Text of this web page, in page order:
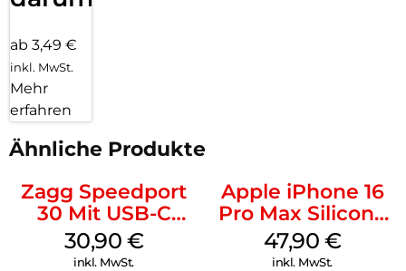
ab 3,49 €
inkl. MwSt.
Mehr
erfahren
Ähnliche Produkte
Zagg Speedport
30 Mit USB-C
Kabel Weiß
30,90 €
inkl. MwSt.
Apple iPhone 16
Pro Max Silicone
Case MagSafe
Black
47,90 €
inkl. MwSt.